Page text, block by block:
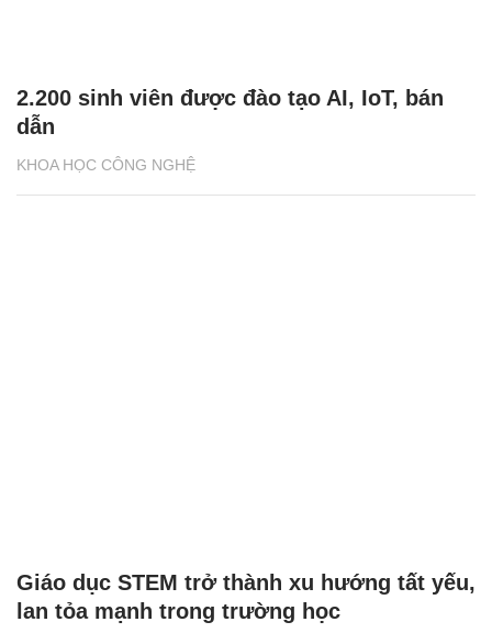
KHOA HỌC CÔNG NGHỆ
2.200 sinh viên được đào tạo AI, IoT, bán
dẫn
Giáo dục STEM trở thành xu hướng tất yếu,
lan tỏa mạnh trong trường học